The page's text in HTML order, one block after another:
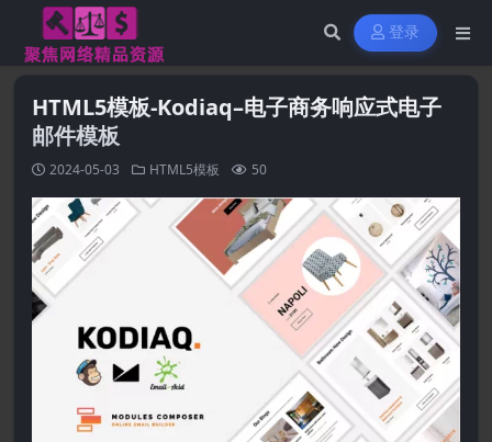
登录
HTML5模板-Kodiaq–电子商务响应式电子
邮件模板
2024-05-03 HTML5模板 50